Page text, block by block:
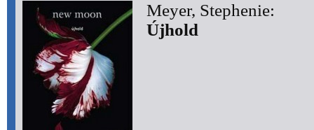
Meyer, Stephenie:
Újhold